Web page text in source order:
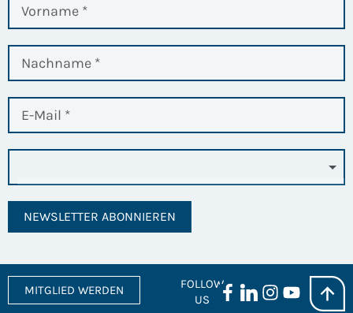
NEWSLETTER ABONNIEREN
MITGLIED WERDEN
FOLLOW
US